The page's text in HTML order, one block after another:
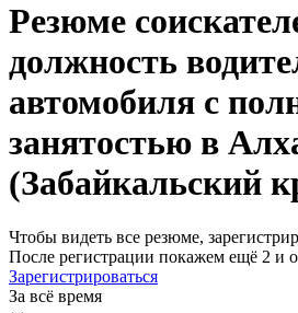
Резюме
должность
автомобиля с
занятостью в
(Забайкальский
Чтобы видеть все резюме,
После регистрации покажем ещё 2 и
Зарегистрироваться
За всё время